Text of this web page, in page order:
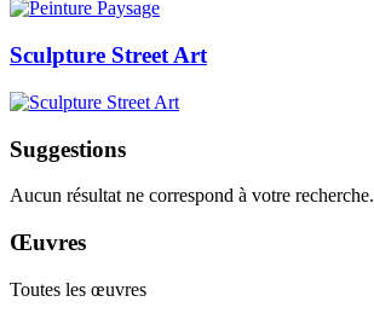
Sculpture Street Art
Suggestions
Aucun résultat ne correspond à votre recherche.
Œuvres
Toutes les œuvres